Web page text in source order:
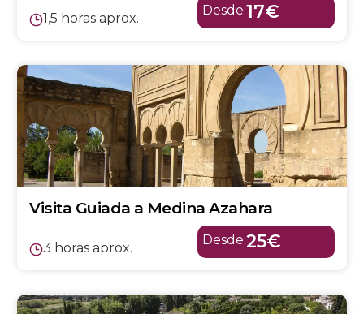
1,5 horas aprox.
Desde:17€
Visita Guiada a Medina Azahara
3 horas aprox.
Desde:25€